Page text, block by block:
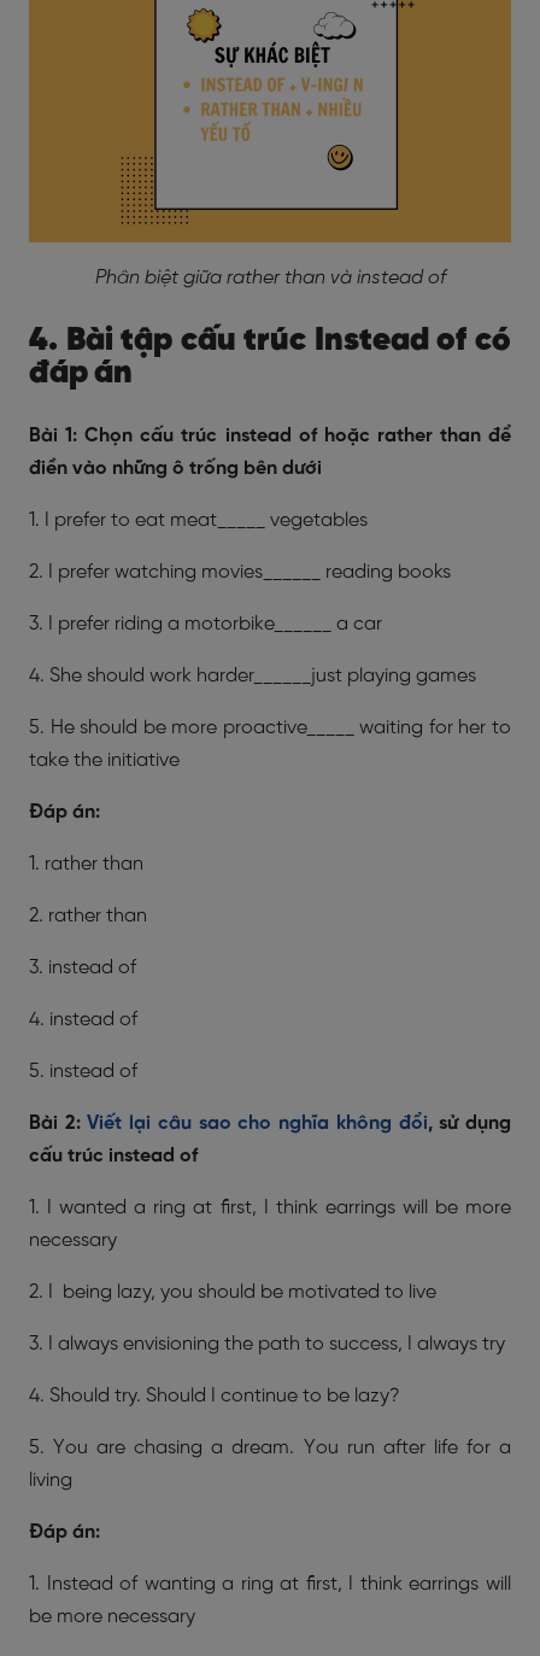
Phân biệt giữa rather than và instead of
4. Bài tập cấu trúc Instead of có
đáp án
Bài 1: Chọn cấu trúc instead of hoặc rather than để
điền vào những ô trống bên dưới
1. I prefer to eat meat_____ vegetables
2. I prefer watching movies______ reading books
3. I prefer riding a motorbike______ a car
4. She should work harder______just playing games
5. He should be more proactive_____ waiting for her to
take the initiative
Đáp án:
1. rather than
2. rather than
3. instead of
4. instead of
5. instead of
Bài 2:Viết lại câu sao cho nghĩa không đổi, sử dụng
cấu trúc instead of
1. I wanted a ring at first, I think earrings will be more
necessary
2. I being lazy, you should be motivated to live
3. I always envisioning the path to success, I always try
4. Should try. Should I continue to be lazy?
5. You are chasing a dream. You run after life for a
living
Đáp án:
1. Instead of wanting a ring at first, I think earrings will
be more necessary